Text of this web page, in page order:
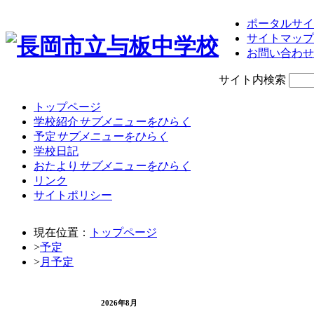
ポータルサ
サイトマップ
お問い合わせ
サイト内検索
トップページ
学校紹介サブメニューをひらく
予定サブメニューをひらく
学校日記
おたより サブメニューをひらく
リンク
サイトポリシー
現在位置：
トップページ
>予定
>月予定
2026年8月